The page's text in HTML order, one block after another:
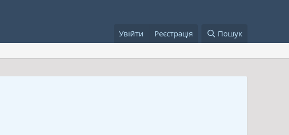
Увійти Реєстрація Пошук